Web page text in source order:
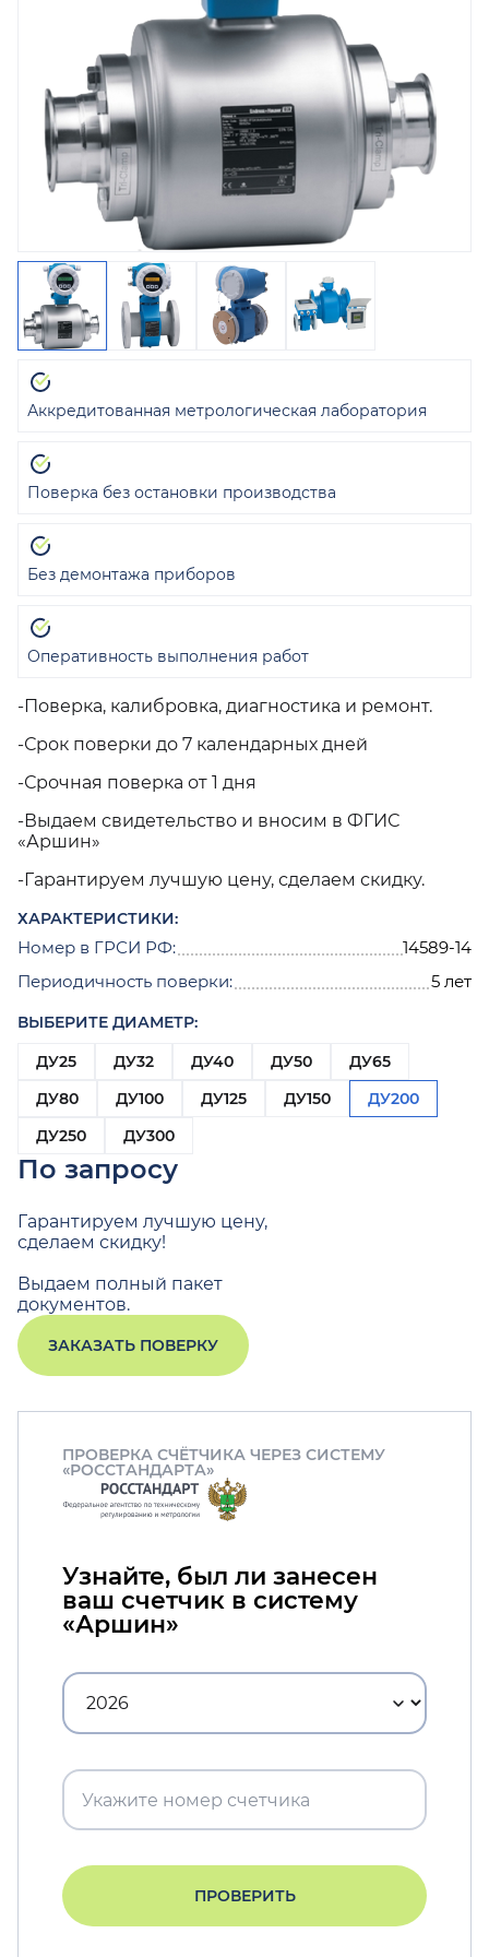
-Поверка, калибровка, диагностика и ремонт.
-Срок поверки до 7 календарных дней
-Срочная поверка от 1 дня
-Выдаем свидетельство и вносим в ФГИС
«Аршин»
-Гарантируем лучшую цену, сделаем скидку.
ХАРАКТЕРИСТИКИ:
Номер в ГРСИ РФ:
14589-14
Периодичность поверки:
5 лет
ВЫБЕРИТЕ ДИАМЕТР:
ДУ25
ДУ32 ДУ40 ДУ50
ДУ65
ДУ80
ДУ100 ДУ125 ДУ150
ДУ200
ДУ250
ДУ300
По запросу
Гарантируем лучшую цену,
сделаем скидку!
Выдаем полный пакет
документов.
ЗАКАЗАТЬ ПОВЕРКУ
Аккредитованная метрологическая лаборатория
Поверка без остановки производства
Без демонтажа приборов
Оперативность выполнения работ
ПРОВЕРКА СЧЁТЧИКА ЧЕРЕЗ СИСТЕМУ
«РОССТАНДАРТА»
Узнайте, был ли занесен
ваш счетчик в систему
«Аршин»
ПРОВЕРИТЬ